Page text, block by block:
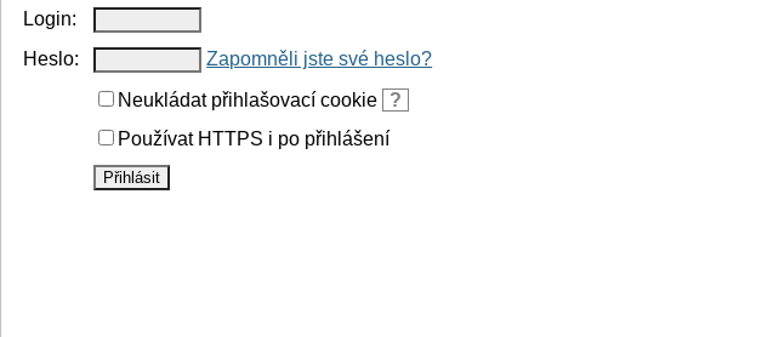
Login:
Heslo:
Zapomněli jste své heslo?
Neukládat přihlašovací cookie
?
Používat HTTPS i po přihlášení